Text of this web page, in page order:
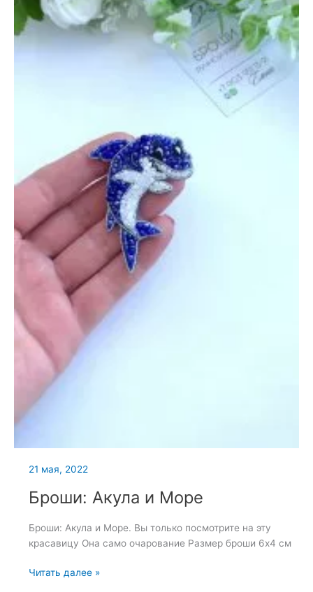
21 мая, 2022
Броши: Акула и Море
Броши: Акула и Море. Вы только посмотрите на эту
красавицу Она само очарование Размер броши 6х4 см
Броши:
Читать далее »